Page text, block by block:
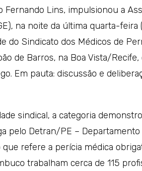
Fernando Lins, impulsionou a
na noite da última quarta-
do Sindicato dos Médicos de
de Barros, na Boa Vista/
Em pauta: discussão e
sindical, a categoria
pelo Detran/PE – Departamento
refere a perícia médica
trabalham cerca de 115